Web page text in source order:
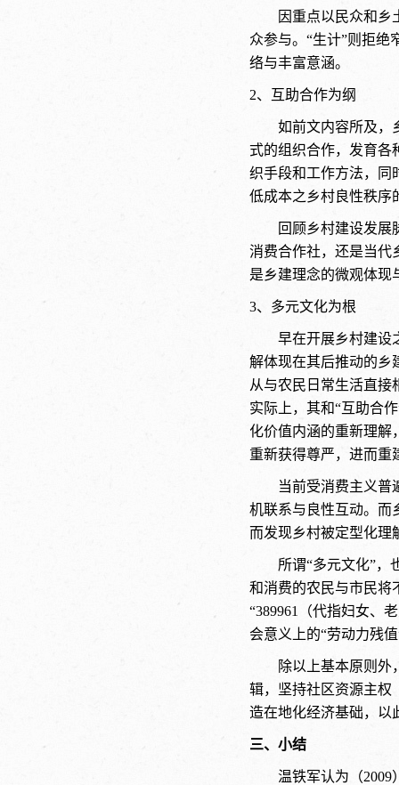
因重点以民众和乡
众参与。“生计”则拒绝
络与丰富意涵。
2、互助合作为纲
如前文内容所及，
式的组织合作，发育各
织手段和工作方法，
低成本之乡村良性秩序
回顾乡村建设发展
消费合作社，还是当代
是乡建理念的微观体现
3、多元文化为根
早在开展乡村建设
解体现在其后推动的
从与农民日常生活直
实际上，其和“互助合
化价值内涵的重新理解
重新获得尊严，进而重
当前受消费主义普
机联系与良性互动。而
而发现乡村被定型化理
所谓“多元文化”，
和消费的农民与市民将
“389961（代指妇女、
会意义上的“劳动力残
除以上基本原则外
辑，坚持社区资源主权
造在地化经济基础，以
三、小结
温铁军认为（2009